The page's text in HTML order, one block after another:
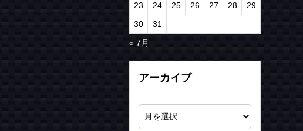
23
24 25 26 27 28
29
30
31
« 7月
アーカイブ